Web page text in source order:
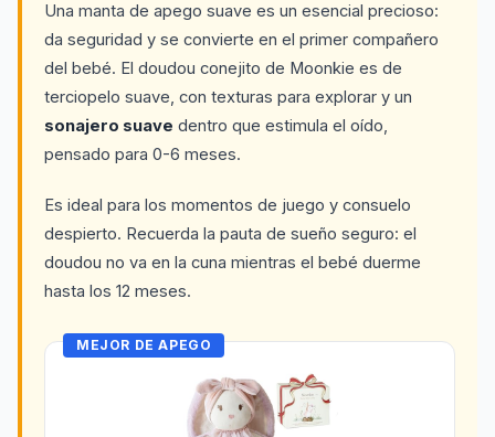
Una manta de apego suave es un esencial precioso:
da seguridad y se convierte en el primer compañero
del bebé. El doudou conejito de Moonkie es de
terciopelo suave, con texturas para explorar y un
sonajero suave dentro que estimula el oído,
pensado para 0-6 meses.
Es ideal para los momentos de juego y consuelo
despierto. Recuerda la pauta de sueño seguro: el
doudou no va en la cuna mientras el bebé duerme
hasta los 12 meses.
MEJOR DE APEGO